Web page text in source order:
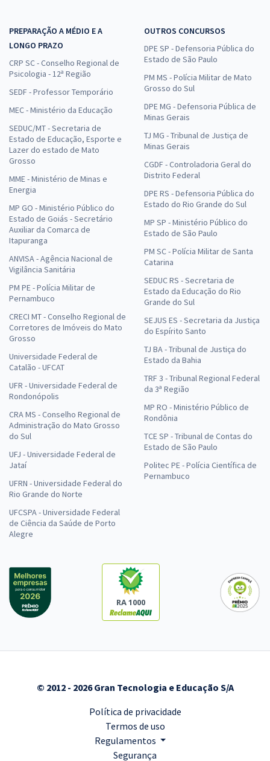
PREPARAÇÃO A MÉDIO E A
LONGO PRAZO
CRP SC - Conselho Regional de
Psicologia - 12ª Região
SEDF - Professor Temporário
MEC - Ministério da Educação
SEDUC/MT - Secretaria de
Estado de Educação, Esporte e
Lazer do estado de Mato
Grosso
MME - Ministério de Minas e
Energia
MP GO - Ministério Público do
Estado de Goiás - Secretário
Auxiliar da Comarca de
Itapuranga
ANVISA - Agência Nacional de
Vigilância Sanitária
PM PE - Polícia Militar de
Pernambuco
CRECI MT - Conselho Regional de
Corretores de Imóveis do Mato
Grosso
Universidade Federal de
Catalão - UFCAT
UFR - Universidade Federal de
Rondonópolis
CRA MS - Conselho Regional de
Administração do Mato Grosso
do Sul
UFJ - Universidade Federal de
Jataí
UFRN - Universidade Federal do
Rio Grande do Norte
UFCSPA - Universidade Federal
de Ciência da Saúde de Porto
Alegre
OUTROS CONCURSOS
DPE SP - Defensoria Pública do
Estado de São Paulo
PM MS - Polícia Militar de Mato
Grosso do Sul
DPE MG - Defensoria Pública de
Minas Gerais
TJ MG - Tribunal de Justiça de
Minas Gerais
CGDF - Controladoria Geral do
Distrito Federal
DPE RS - Defensoria Pública do
Estado do Rio Grande do Sul
MP SP - Ministério Público do
Estado de São Paulo
PM SC - Polícia Militar de Santa
Catarina
SEDUC RS - Secretaria de
Estado da Educação do Rio
Grande do Sul
SEJUS ES - Secretaria da Justiça
do Espírito Santo
TJ BA - Tribunal de Justiça do
Estado da Bahia
TRF 3 - Tribunal Regional Federal
da 3ª Região
MP RO - Ministério Público de
Rondônia
TCE SP - Tribunal de Contas do
Estado de São Paulo
Politec PE - Polícia Científica de
Pernambuco
RA 1000
© 2012 - 2026 Gran Tecnologia e Educação S/A
Política de privacidade
Termos de uso
Regulamentos
Segurança